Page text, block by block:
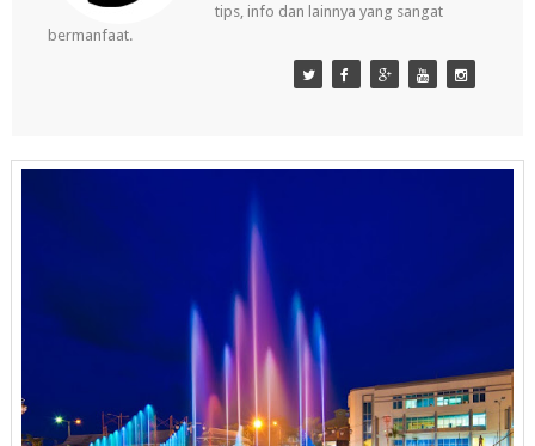
tips, info dan lainnya yang sangat
bermanfaat.